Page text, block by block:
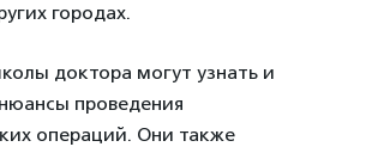
городах.
доктора могут узнать и
проведения
операций. Они также